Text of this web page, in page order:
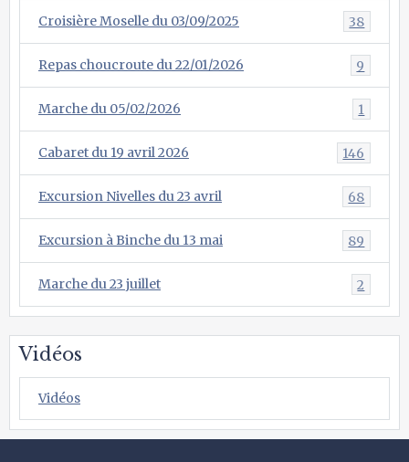
Croisière Moselle du 03/09/2025 38
Repas choucroute du 22/01/2026 9
Marche du 05/02/2026 1
Cabaret du 19 avril 2026 146
Excursion Nivelles du 23 avril 68
Excursion à Binche du 13 mai 89
Marche du 23 juillet 2
Vidéos
Vidéos